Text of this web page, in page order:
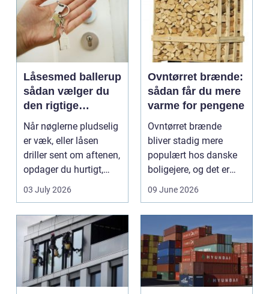
Låsesmed ballerup
sådan vælger du
den rigtige
låsepartner
Når nøglerne pludselig
er væk, eller låsen
driller sent om aftenen,
opdager du hurtigt,
hvor vigtig ...
03 July 2026
Ovntørret brænde:
sådan får du mere
varme for pengene
Ovntørret brænde
bliver stadig mere
populært hos danske
boligejere, og det er
09 June 2026